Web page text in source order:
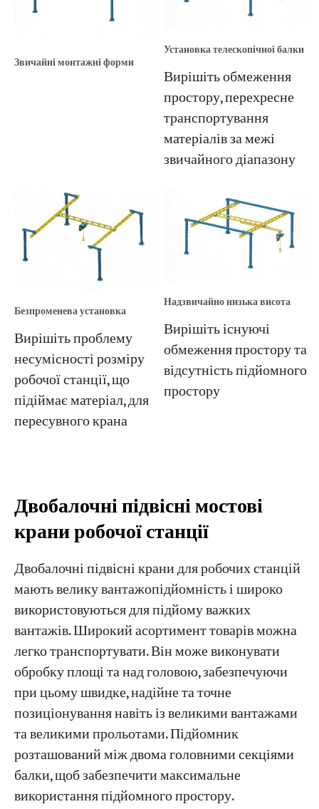
Звичайні монтажні форми
Установка телескопічної балки
Вирішіть обмеження
простору, перехресне
транспортування
матеріалів за межі
звичайного діапазону
Безпроменева установка
Вирішіть проблему
несумісності розміру
робочої станції, що
підіймає матеріал, для
пересувного крана
Надзвичайно низька висота
Вирішіть існуючі
обмеження простору та
відсутність підйомного
простору
Двобалочні підвісні мостові
крани робочої станції
Двобалочні підвісні крани для робочих станцій
мають велику вантажопідйомність і широко
використовуються для підйому важких
вантажів. Широкий асортимент товарів можна
легко транспортувати. Він може виконувати
обробку площі та над головою, забезпечуючи
при цьому швидке, надійне та точне
позиціонування навіть із великими вантажами
та великими прольотами. Підйомник
розташований між двома головними секціями
балки, щоб забезпечити максимальне
використання підйомного простору.